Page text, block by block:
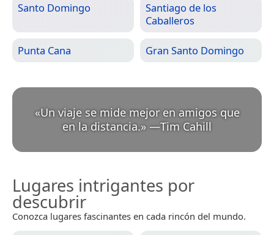
Santo Domingo
Santiago de los
Caballeros
Punta Cana Gran Santo Domingo
«Un viaje se mide mejor en amigos que
en la distancia.» —Tim Cahill
Lugares intrigantes por
descubrir
Conozca lugares fascinantes en cada rincón del mundo.